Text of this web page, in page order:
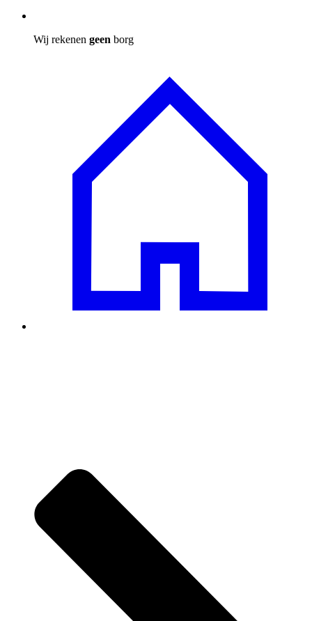
Wij rekenen geen borg